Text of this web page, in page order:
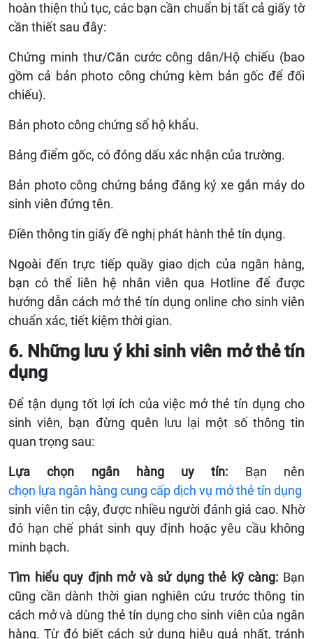
hoàn thiện thủ tục, các bạn cần chuẩn bị tất cả giấy tờ
cần thiết sau đây:
Chứng minh thư/Căn cước công dân/Hộ chiếu (bao
gồm cả bản photo công chứng kèm bản gốc để đối
chiếu).
Bản photo công chứng sổ hộ khẩu.
Bảng điểm gốc, cóđóng dấu xác nhận của trường.
Bản photo công chứng bảng đăng ký xe gắn máy do
sinh viên đứng tên.
Điền thông tin giấyđề nghị phát hành thẻ tín dụng.
Ngoài đến trực tiếp quầy giao dịch của ngân hàng,
bạn có thể liên hệ nhân viên qua Hotline để được
hướng dẫn cách mở thẻ tín dụng online cho sinh viên
chuẩn xác, tiết kiệm thời gian.
6. Những lưu ý khi sinh viên mở thẻ tín
dụng
Để tận dụng tốt lợi ích của việc mở thẻ tín dụng cho
sinh viên, bạn đừng quên lưu lại một số thông tin
quan trọng sau:
Lựa chọn ngân hàng uy tín: Bạn nên
chọn lựa ngân hàng cung cấp dịch vụ mở thẻ tín dụng
sinh viên tin cậy, được nhiều người đánh giá cao. Nhờ
đó hạn chế phát sinh quy định hoặc yêu cầu không
minh bạch.
Tìm hiểu quy định mở và sử dụng thẻ kỹ càng: Bạn
cũng cần dành thời gian nghiên cứu trước thông tin
cách mở và dùng thẻ tín dụng cho sinh viên của ngân
hàng. Từ đó biết cách sử dụng hiệu quả nhất, tránh